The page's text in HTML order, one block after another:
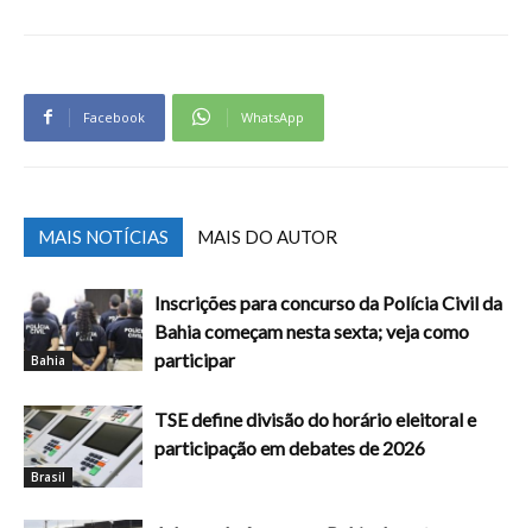
Facebook WhatsApp
MAIS NOTÍCIAS MAIS DO AUTOR
Bahia
Inscrições para concurso da Polícia Civil da
Bahia começam nesta sexta; veja como
participar
Brasil
TSE define divisão do horário eleitoral e
participação em debates de 2026